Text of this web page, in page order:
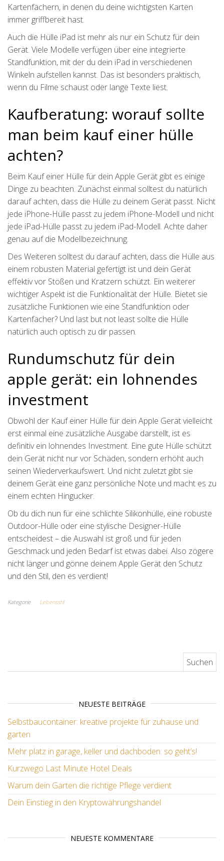
Kartenfächern, in denen du deine wichtigsten Karten
immer griffbereit hast.
Auch die Hülle iPad ist mehr als nur ein Schutz für dein
Gerät. Viele Modelle verfügen über eine integrierte
Standfunktion, mit der du dein iPad in verschiedenen
Winkeln aufstellen kannst. Das ist besonders praktisch,
wenn du Filme schaust oder lange Texte liest.
Kaufberatung: worauf sollte
man beim kauf einer hülle
achten?
Beim Kauf einer Hülle für dein Apple Gerät gibt es einige
Dinge zu beachten. Zunächst einmal solltest du natürlich
darauf achten, dass die Hülle zu deinem Gerät passt. Nicht
jede iPhone-Hülle passt zu jedem iPhone-Modell und nicht
jede iPad-Hülle passt zu jedem iPad-Modell. Achte daher
genau auf die Modellbezeichnung.
Des Weiteren solltest du darauf achten, dass die Hülle aus
einem robusten Material gefertigt ist und dein Gerät
effektiv vor Stößen und Kratzern schützt. Ein weiterer
wichtiger Aspekt ist die Funktionalität der Hülle. Bietet sie
zusätzliche Funktionen wie eine Standfunktion oder
Kartenfächer? Und last but not least sollte die Hülle
natürlich auch optisch zu dir passen.
Rundumschutz für dein
apple gerät: ein lohnendes
investment
Obwohl der Kauf einer Hülle für dein Apple Gerät vielleicht
erst einmal eine zusätzliche Ausgabe darstellt, ist es
definitiv ein lohnendes Investment. Eine gute Hülle schützt
dein Gerät nicht nur vor Schäden, sondern erhöht auch
seinen Wiederverkaufswert. Und nicht zuletzt gibt sie
deinem Gerät eine ganz persönliche Note und macht es zu
einem echten Hingucker.
Ob du dich nun für eine schlichte Silikonhülle, eine robuste
Outdoor-Hülle oder eine stylische Designer-Hülle
entscheidest – die Auswahl ist groß und für jeden
Geschmack und jeden Bedarf ist etwas dabei. Also zögere
nicht länger und gönne deinem Apple Gerät den Schutz
und den Stil, den es verdient!
Kategorie Lebensstil
NEUESTE BEITRÄGE
Selbstbaucontainer: kreative projekte für zuhause und
garten
Mehr platz in garage, keller und dachboden: so geht’s!
Kurzwego Last Minute Hotel Deals
Warum dein Garten die richtige Pflege verdient
Dein Einstieg in den Kryptowährungshandel
NEUESTE KOMMENTARE